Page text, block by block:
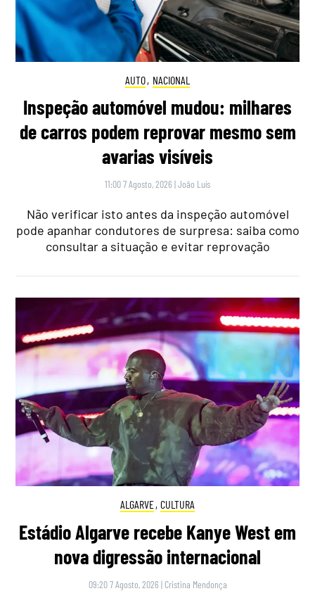
AUTO, NACIONAL
Inspeção automóvel mudou: milhares
de carros podem reprovar mesmo sem
avarias visíveis
11:00 7 Agosto, 2026 |João Luís
Não verificar isto antes da inspeção automóvel
pode apanhar condutores de surpresa: saiba como
consultar a situação e evitar reprovação
ALGARVE, CULTURA
Estádio Algarve recebe Kanye West em
nova digressão internacional
09:20 7 Agosto, 2026 | Cristina Mendonça